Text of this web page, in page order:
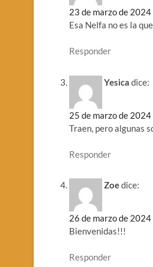
23 de marzo de
Esa Nelfa no es la
Responder
Yesica dice:
25 de marzo de
Traen, pero algunas
Responder
Zoedice:
26 de marzo de
Bienvenidas!!!
Responder